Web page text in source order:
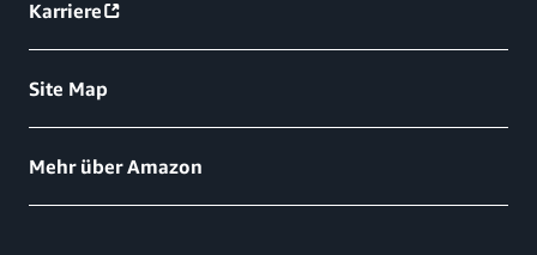
Karriere
Site Map
Mehr über Amazon